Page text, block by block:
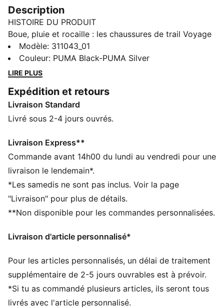
Description
HISTOIRE DU PRODUIT
Boue, pluie et rocaille : les chaussures de trail Voyage
NITRO™ 4 GTX t’aident à survoler tous les parcours.
L’amorti souple de la mousse NITRO™, le fini
imperméable confortable et l’adhérence optimale de la
t’élances sur les sentiers.
DÉTAILS
Conçu pour : le trail
Fermeture : Fermeture à lacets
Pronation : Neutre
Amorti : maximum
Dénivelé talon-pointe : 6 mm
Technologie NITROFOAM™ de mousse avec de l’azote
injecté pour une réactivité et un amorti incroyables en
Semelle extérieure spéciale trail en caoutchouc
glace, la boue et les surfaces instables
Modèle: 311043_01
Couleur: PUMA Black-PUMA Silver
LIRE PLUS
Expédition et retours
Livraison Standard
Livré sous 2-4 jours ouvrés.
Livraison Express**
Commande avant 14h00 du lundi au vendredi pour une
livraison le lendemain*.
*Les samedis ne sont pas inclus. Voir la page
"Livraison" pour plus de détails.
**Non disponible pour les commandes personnalisées.
Livraison d'article personnalisé*
Pour les articles personnalisés, un délai de traitement
supplémentaire de 2-5 jours ouvrables est à prévoir.
*Si tu as commandé plusieurs articles, ils seront tous
livrés avec l'article personnalisé.